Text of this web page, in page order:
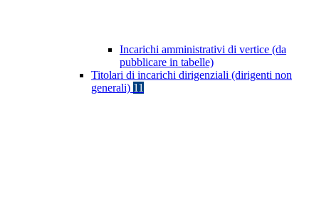
Incarichi amministrativi di vertice (da
pubblicare in tabelle)
Titolari di incarichi dirigenziali (dirigenti non
generali) 11